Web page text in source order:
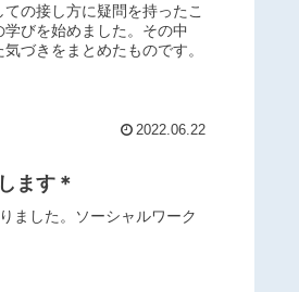
の接し方に疑問を持ったこ
びを始めました。その中
づきをまとめたものです。
2022.06.22
ます＊
ました。ソーシャルワーク